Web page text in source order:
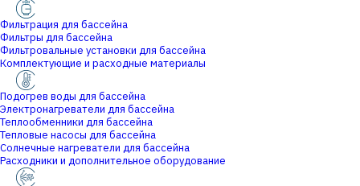
Фильтрация для бассейна
Фильтры для бассейна
Фильтровальные установки для бассейна
Комплектующие и расходные материалы
Подогрев воды для бассейна
Электронагреватели для бассейна
Теплообменники для бассейна
Тепловые насосы для бассейна
Солнечные нагреватели для бассейна
Расходники и дополнительное оборудование